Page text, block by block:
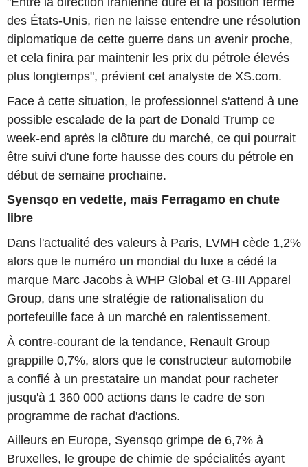
des États-Unis, rien ne laisse entendre une résolution
diplomatique de cette guerre dans un avenir proche,
et cela finira par maintenir les prix du pétrole élevés
plus longtemps", prévient cet analyste de XS.com.
Face à cette situation, le professionnel s'attend à une
possible escalade de la part de Donald Trump ce
week-end après la clôture du marché, ce qui pourrait
être suivi d'une forte hausse des cours du pétrole en
début de semaine prochaine.
Syensqo en vedette, mais Ferragamo en chute
libre
Dans l'actualité des valeurs à Paris, LVMH cède 1,2%
alors que le numéro un mondial du luxe a cédé la
marque Marc Jacobs à WHP Global et G-III Apparel
Group, dans une stratégie de rationalisation du
portefeuille face à un marché en ralentissement.
À contre-courant de la tendance, Renault Group
grappille 0,7%, alors que le constructeur automobile
a confié à un prestataire un mandat pour racheter
jusqu'à 1 360 000 actions dans le cadre de son
programme de rachat d'actions.
Ailleurs en Europe, Syensqo grimpe de 6,7% à
Bruxelles, le groupe de chimie de spécialités ayant